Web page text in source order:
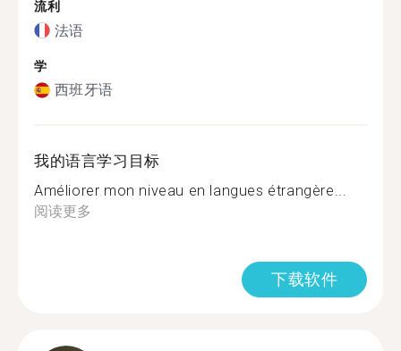
流利
法语
学
西班牙语
我的语言学习目标
Améliorer mon niveau en langues étrangère...
阅读更多
下载软件